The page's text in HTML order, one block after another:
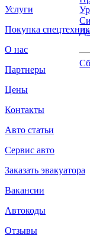
Услуги
Покупка
О нас
Партнеры
Цены
Контакты
Авто статьи
Сервис авто
Заказать эвакуатора
Вакансии
Автокоды
Отзывы